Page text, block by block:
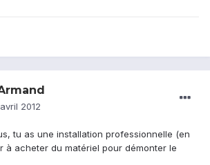
2012
tu as une installation professionnelle (en
à acheter du matériel pour démonter le